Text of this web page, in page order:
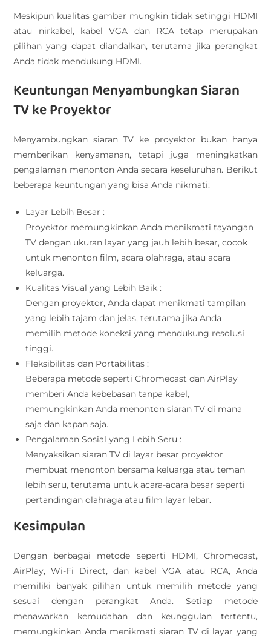
Meskipun kualitas gambar mungkin tidak setinggi HDMI
atau nirkabel, kabel VGA dan RCA tetap merupakan
pilihan yang dapat diandalkan, terutama jika perangkat
Anda tidak mendukung HDMI.
Keuntungan Menyambungkan Siaran
TV ke Proyektor
Menyambungkan siaran TV ke proyektor bukan hanya
memberikan kenyamanan, tetapi juga meningkatkan
pengalaman menonton Anda secara keseluruhan. Berikut
beberapa keuntungan yang bisa Anda nikmati:
Layar Lebih Besar :
Proyektor memungkinkan Anda menikmati tayangan
TV dengan ukuran layar yang jauh lebih besar, cocok
untuk menonton film, acara olahraga, atau acara
keluarga.
Kualitas Visual yang Lebih Baik :
Dengan proyektor, Anda dapat menikmati tampilan
yang lebih tajam dan jelas, terutama jika Anda
memilih metode koneksi yang mendukung resolusi
tinggi.
Fleksibilitas dan Portabilitas :
Beberapa metode seperti Chromecast dan AirPlay
memberi Anda kebebasan tanpa kabel,
memungkinkan Anda menonton siaran TV di mana
saja dan kapan saja.
Pengalaman Sosial yang Lebih Seru :
Menyaksikan siaran TV di layar besar proyektor
membuat menonton bersama keluarga atau teman
lebih seru, terutama untuk acara-acara besar seperti
pertandingan olahraga atau film layar lebar.
Kesimpulan
Dengan berbagai metode seperti HDMI, Chromecast,
AirPlay, Wi-Fi Direct, dan kabel VGA atau RCA, Anda
memiliki banyak pilihan untuk memilih metode yang
sesuai dengan perangkat Anda. Setiap metode
menawarkan kemudahan dan keunggulan tertentu,
memungkinkan Anda menikmati siaran TV di layar yang